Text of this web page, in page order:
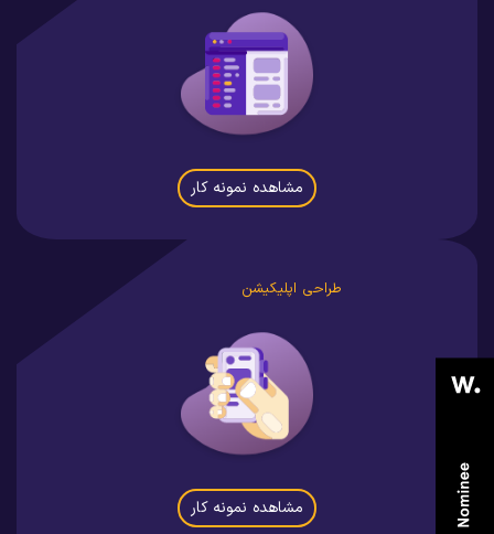
مشاهده نمونه کار
طراحی اپلیکیشن
مشاهده نمونه کار